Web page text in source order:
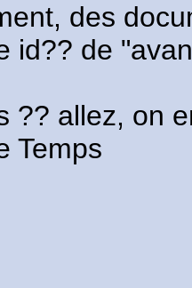
des
id?? de
?? allez, on
Temps